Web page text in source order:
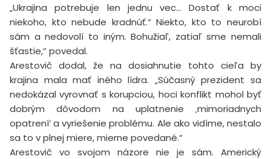
„Ukrajina potrebuje len jednu vec… Dostať k moci
niekoho, kto nebude kradnúť.“ Niekto, kto to neurobí
sám a nedovolí to iným. Bohužiaľ, zatiaľ sme nemali
šťastie,“ povedal.
Arestovič dodal, že na dosiahnutie tohto cieľa by
krajina mala mať iného lídra. „Súčasný prezident sa
nedokázal vyrovnať s korupciou, hoci konflikt mohol byť
dobrým dôvodom na uplatnenie ‚mimoriadnych
opatrení‘ a vyriešenie problému. Ale ako vidíme, nestalo
sa to v plnej miere, mierne povedané.“
Arestovič vo svojom názore nie je sám. Americký